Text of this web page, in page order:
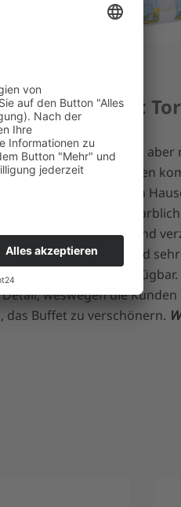
schon ein Blickfang, aber
und Palettenpapieren
Ihnen mit zu sich nach
auch noch auf der
auf seine Tafel und
Die Blickfänger sind
Abmessungen
weswegen die
das Buffet zu verschönern.